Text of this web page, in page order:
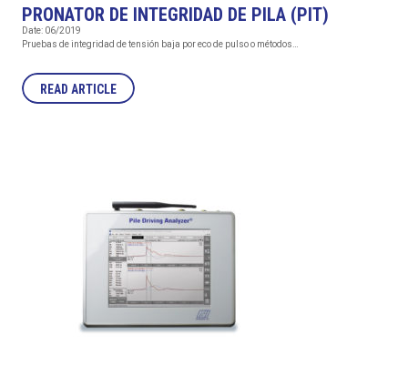
PRONATOR DE INTEGRIDAD DE PILA (PIT)
Date: 06/2019
Pruebas de integridad de tensión baja por eco de pulso o métodos…
READ ARTICLE